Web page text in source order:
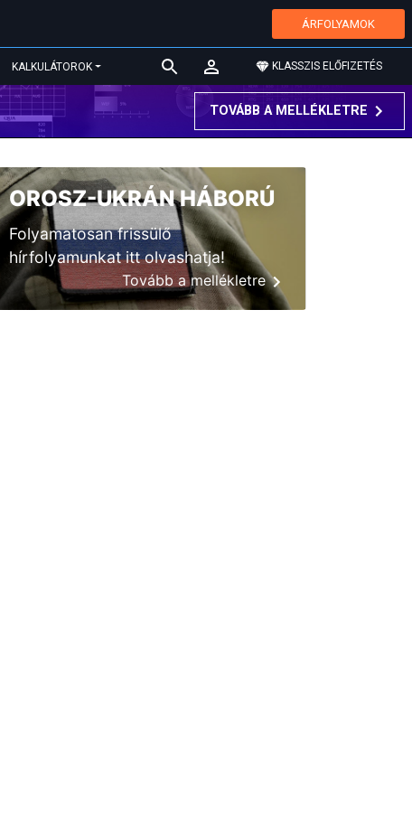
ÁRFOLYAMOK
KALKULÁTOROK KLASSZIS ELŐFIZETÉS
TOVÁBB A MELLÉKLETRE
OROSZ-UKRÁN HÁBORÚ
Folyamatosan frissülő
hírfolyamunkat itt olvashatja!
Tovább a mellékletre